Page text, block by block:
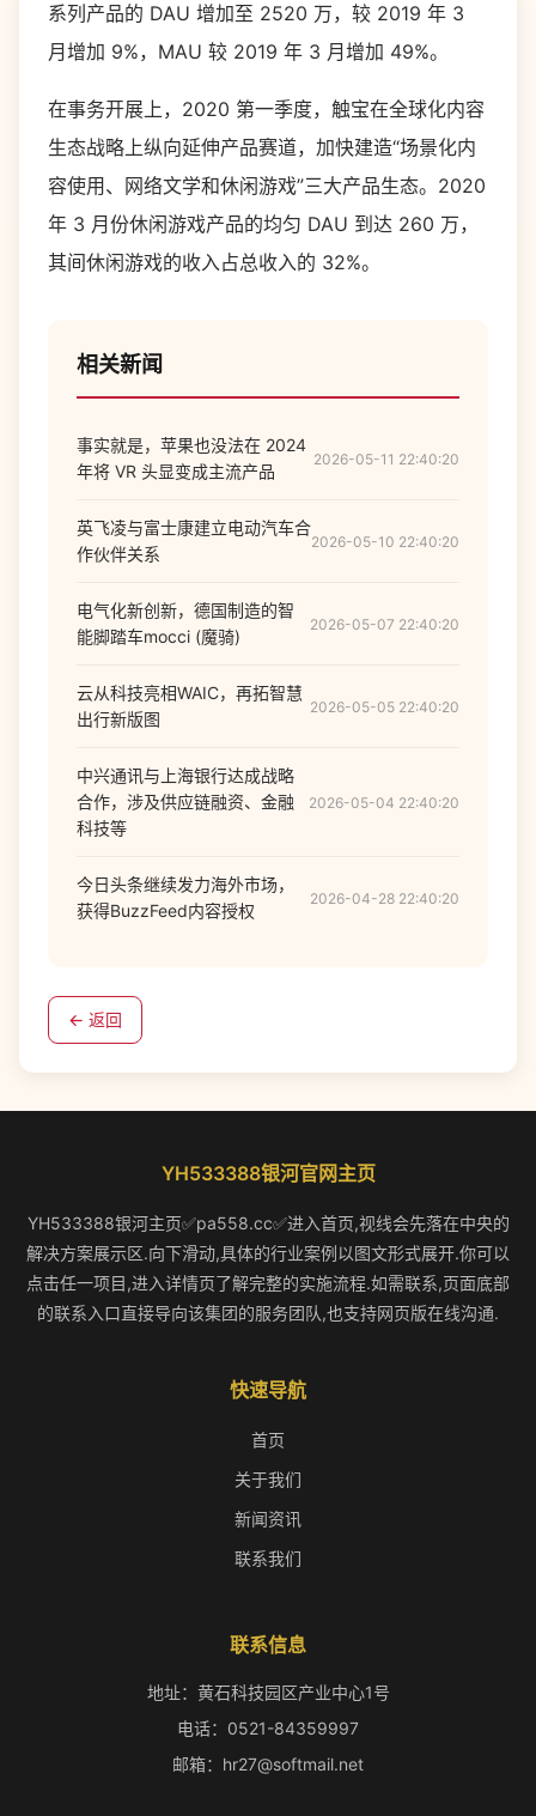
系列产品的 DAU 增加至 2520 万，较 2019 年 3
月增加 9%，MAU 较 2019 年 3 月增加 49%。
在事务开展上，2020 第一季度，触宝在全球化内容
生态战略上纵向延伸产品赛道，加快建造“场景化内
容使用、网络文学和休闲游戏”三大产品生态。2020
年 3 月份休闲游戏产品的均匀 DAU 到达 260 万，
其间休闲游戏的收入占总收入的 32%。
相关新闻
事实就是，苹果也没法在 2024
年将 VR 头显变成主流产品
2026-05-11 22:40:20
英飞凌与富士康建立电动汽车合
作伙伴关系
2026-05-10 22:40:20
电气化新创新，德国制造的智
能脚踏车mocci (魔骑)
2026-05-07 22:40:20
云从科技亮相WAIC，再拓智慧
出行新版图
2026-05-05 22:40:20
中兴通讯与上海银行达成战略
合作，涉及供应链融资、金融
科技等
2026-05-04 22:40:20
今日头条继续发力海外市场，
获得BuzzFeed内容授权
2026-04-28 22:40:20
← 返回
YH533388银河官网主页
YH533388银河主页✅pa558.cc✅进入首页,视线会先落在中央的
解决方案展示区.向下滑动,具体的行业案例以图文形式展开.你可以
点击任一项目,进入详情页了解完整的实施流程.如需联系,页面底部
的联系入口直接导向该集团的服务团队,也支持网页版在线沟通.
快速导航
首页
关于我们
新闻资讯
联系我们
联系信息
地址：黄石科技园区产业中心1号
电话：0521-84359997
邮箱：hr27@softmail.net